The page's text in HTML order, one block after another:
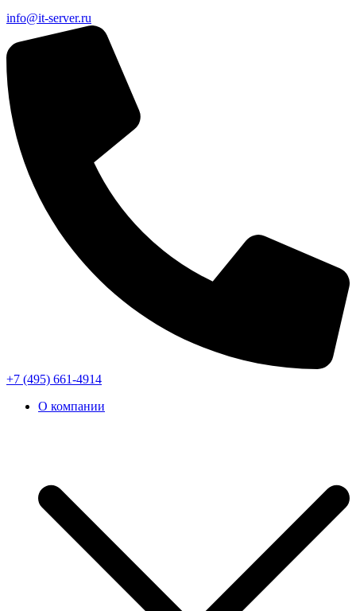
info@it-server.ru
+7 (495) 661-4914
О компании